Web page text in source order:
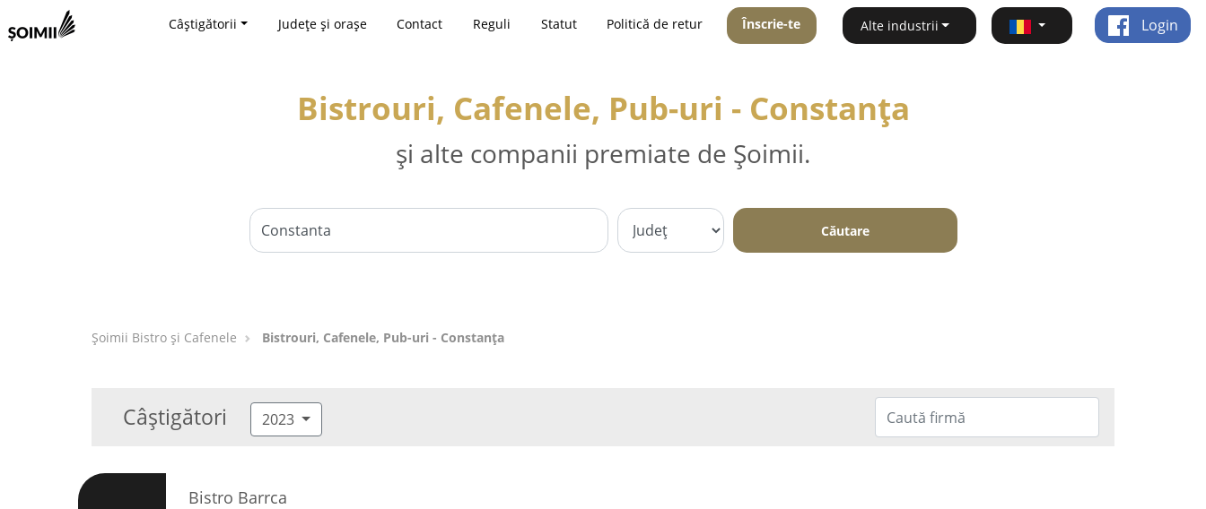
Câștigătorii Județe și orașe Contact Reguli Statut Politică de retur Înscrie-te Alte industrii Login
Bistrouri, Cafenele, Pub-uri - Constanţa
și alte companii premiate de Șoimii.
Căutare
Șoimii Bistro și Cafenele Bistrouri, Cafenele, Pub-uri - Constanţa
Câștigători 2023
Bistro Barrca